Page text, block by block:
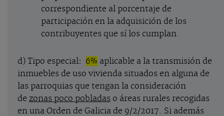
correspondiente al porcentaje de
participación en la adquisición de los
contribuyentes que sí los cumplan.
d) Tipo especial: 6% aplicable a la transmisión de
inmuebles de uso vivienda situados en alguna de
las parroquias que tengan la consideración
de zonas poco pobladas o áreas rurales recogidas
en una Orden de Galicia de 9/2/2017. Si además